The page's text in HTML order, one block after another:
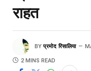
राहत
BY प्रमोद रिसालिया
2 MINS READ